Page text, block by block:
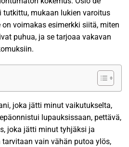
tutkittu, mukaan lukien varoitus
voimakas esimerkki siitä, miten
puhua, ja se tarjoaa vakavan
joka jätti minut vaikutukselta,
lupauksissaan, pettävä,
joka jätti minut tyhjäksi ja
vain vähän putoa ylös,